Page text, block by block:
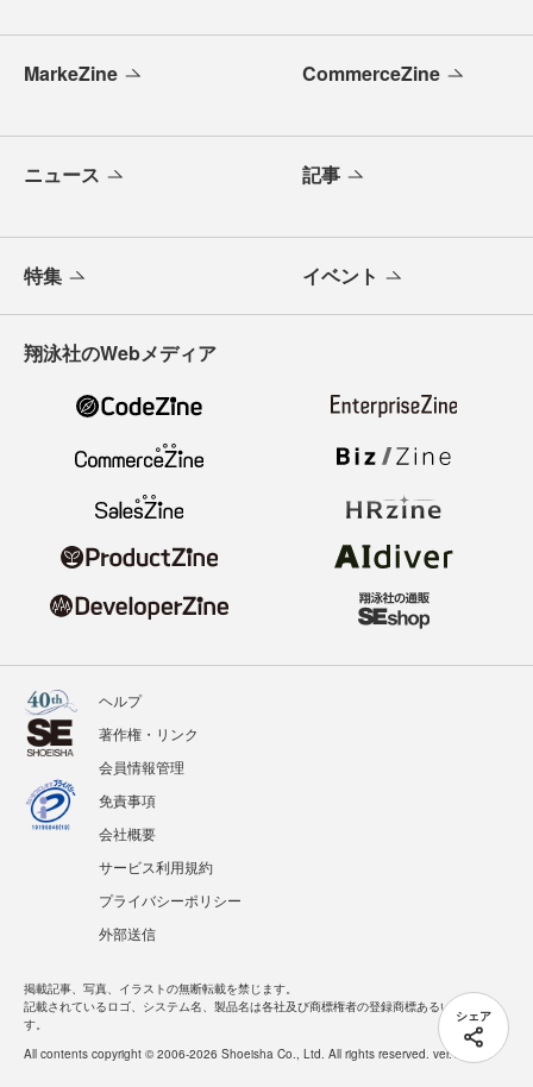
シェア
MarkeZine CommerceZine
ニュース 記事
特集 イベント
翔泳社のWebメディア
ヘルプ
著作権・リンク
会員情報管理
免責事項
会社概要
サービス利用規約
プライバシーポリシー
外部送信
掲載記事、写真、イラストの無断転載を禁じます。
記載されているロゴ、システム名、製品名は各社及び商標権者の登録商標あるいは商標で
す。
All contents copyright © 2006-2026 Shoeisha Co., Ltd. All rights reserved. ver.1.5